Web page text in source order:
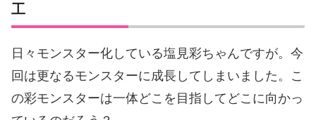
工
日々モンスター化している塩見彩ちゃんですが。今
回は更なるモンスターに成長してしまいました。こ
の彩モンスターは一体どこを目指してどこに向かっ